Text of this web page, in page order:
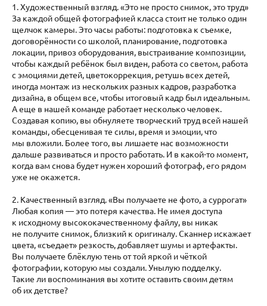
1. Художественный взгляд. «Это не просто снимок, это труд»
За каждой общей фотографией класса стоит не только один
щелчок камеры. Это часы работы: подготовка к съемке,
договорённости со школой, планирование, подготовка
локации, привоз оборудования, выстраивание композиции,
чтобы каждый ребёнок был виден, работа со светом, работа
с эмоциями детей, цветокоррекция, ретушь всех детей,
иногда монтаж из нескольких разных кадров, разработка
дизайна, в общем все, чтобы итоговый кадр был идеальным.
А еще в нашей команде работает несколько человек.
Создавая копию, вы обнуляете творческий труд всей нашей
команды, обесценивая те силы, время и эмоции, что
мы вложили. Более того, вы лишаете нас возможности
дальше развиваться и просто работать. И в какой-то момент,
когда вам снова будет нужен хороший фотограф, его рядом
уже не окажется.
2. Качественный взгляд. «Вы получаете не фото, а суррогат»
Любая копия — это потеря качества. Не имея доступа
к исходному высококачественному файлу, вы никак
не получите снимок, близкий к оригиналу. Сканнер искажает
цвета, «съедает» резкость, добавляет шумы и артефакты.
Вы получаете блёклую тень от той яркой и чёткой
фотографии, которую мы создали. Унылую подделку.
Такие ли воспоминания вы хотите оставить своим детям
об их детстве?